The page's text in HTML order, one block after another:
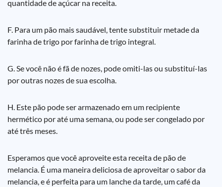
quantidade de açúcar na receita.
F. Para um pão mais saudável, tente substituir metade da
farinha de trigo por farinha de trigo integral.
G. Se você não é fã de nozes, pode omiti-las ou substituí-las
por outras nozes de sua escolha.
H. Este pão pode ser armazenado em um recipiente
hermético por até uma semana, ou pode ser congelado por
até três meses.
Esperamos que você aproveite esta receita de pão de
melancia. É uma maneira deliciosa de aproveitar o sabor da
melancia, e é perfeita para um lanche da tarde, um café da